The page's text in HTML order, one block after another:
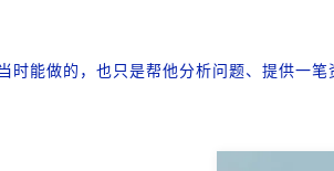
时能做的，也只是帮他分析问题、提供一